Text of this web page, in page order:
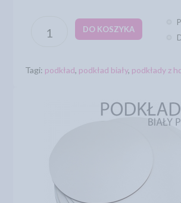
DO KOSZYKA
Tagi: podkład, podkład biały, podkłady z